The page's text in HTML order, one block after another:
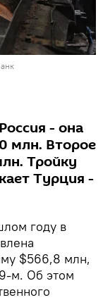
- она
млн. Второе
Тройку
Турция -
году в
$566,8 млн,
м. Об этом